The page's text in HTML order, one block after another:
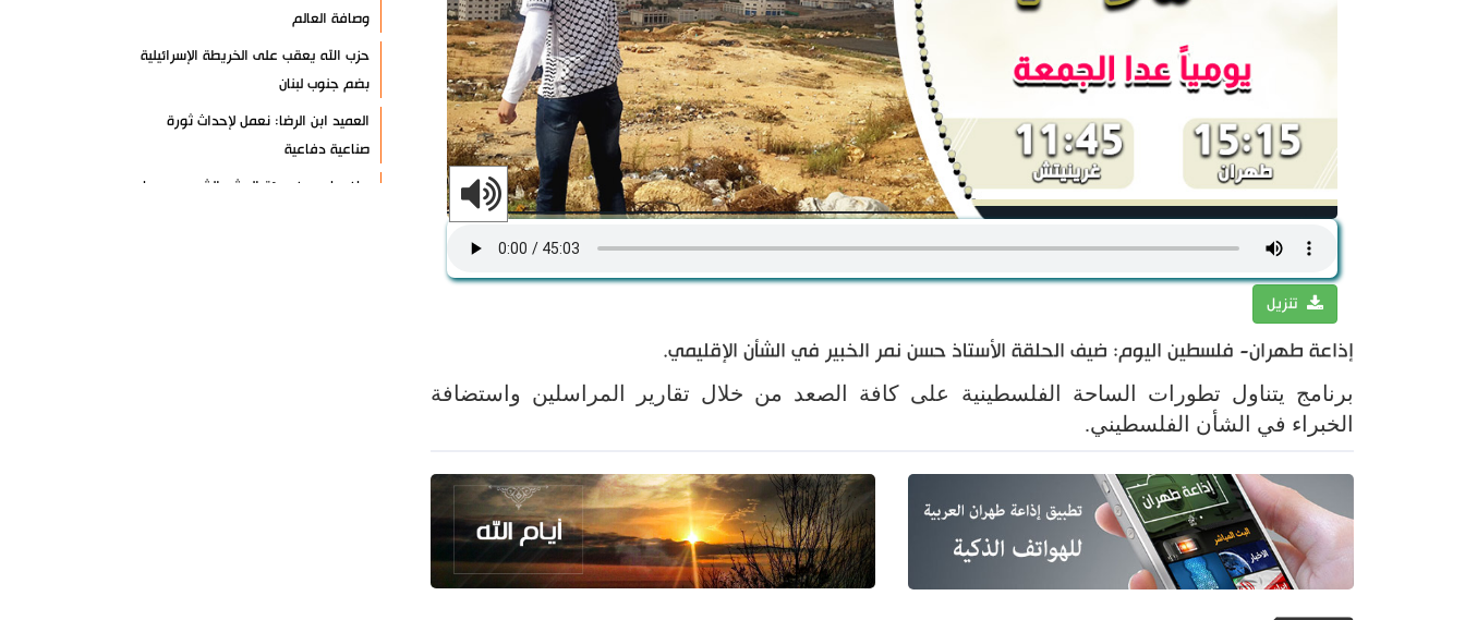
تنزيل
إذاعة طهران- فلسطين اليوم: ضيف الحلقة الأستاذ حسن نمر الخبير في الشأن الإقليمي.
برنامج يتناول تطورات الساحة الفلسطينية على كافة الصعد من خلال تقارير المراسلين واستضافة
الخبراء في الشأن الفلسطيني.
وصافة العالم
حزب الله يعقب على الخريطة الإسرائيلية
بضم جنوب لبنان
العميد ابن الرضا: نعمل لإحداث ثورة
صناعية دفاعية
بيان صادر عن هيئة الحشد الشعبي دعما